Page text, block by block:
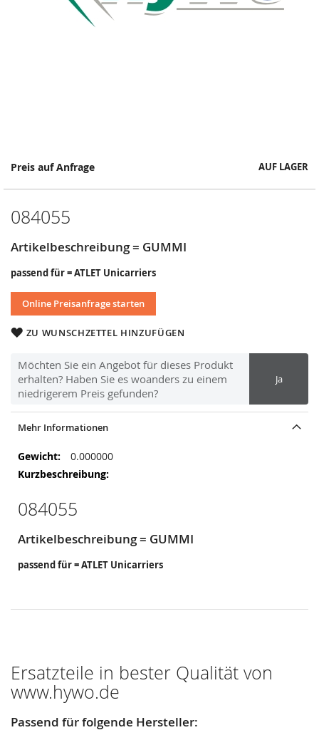
Preis auf Anfrage AUF LAGER
084055
Artikelbeschreibung = GUMMI
passend für = ATLET Unicarriers
Online Preisanfrage starten
ZU WUNSCHZETTEL HINZUFÜGEN
Möchten Sie ein Angebot für dieses Produkt
erhalten? Haben Sie es woanders zu einem
niedrigerem Preis gefunden?
Ja
Springe
Anfang
Bildergalerie
Mehr Informationen
Mehr
Informationen
0.000000
084055
Artikelbeschreibung = GUMMI
passend für = ATLET Unicarriers
Ersatzteile in bester Qualität von
www.hywo.de
Passend für folgende Hersteller: